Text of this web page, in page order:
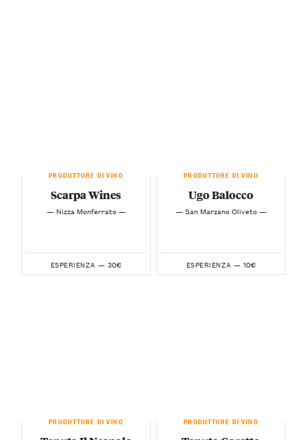
PRODUTTORE DI VINO
Scarpa Wines
— Nizza Monferrato —
ESPERIENZA — 30€
PRODUTTORE DI VINO
Ugo Balocco
— San Marzano Oliveto —
ESPERIENZA — 10€
PRODUTTORE DI VINO PRODUTTORE DI VINO